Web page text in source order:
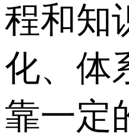
程和知
化、体
靠一定